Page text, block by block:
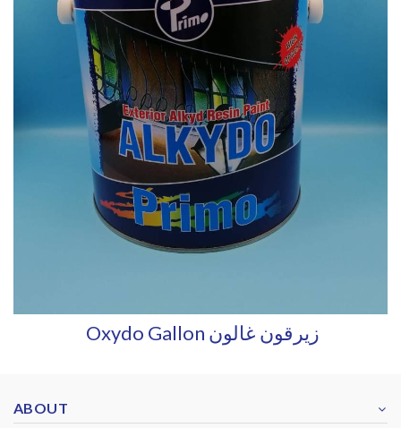
Oxydo Gallon زيرقون غالون
ABOUT